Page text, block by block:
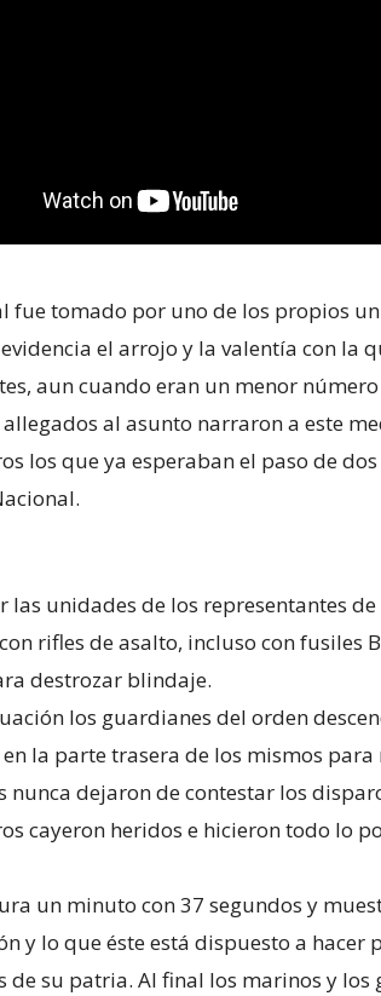
fue tomado por uno de los propios
el arrojo y la valentía con la
aun cuando eran un menor
allegados al asunto narraron a este
los que ya esperaban el paso de
las unidades de los representantes
rifles de asalto, incluso con fusiles
destrozar blindaje.
los guardianes del orden
la parte trasera de los mismos
nunca dejaron de contestar los
cayeron heridos e hicieron todo lo
un minuto con 37 segundos y
y lo que éste está dispuesto a
de su patria. Al final los marinos y